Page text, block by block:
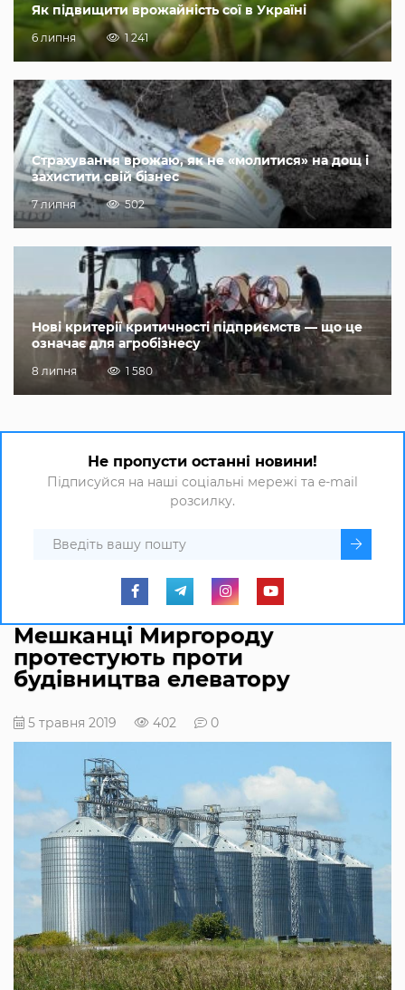
Як підвищити врожайність сої в Україні
6 липня 1 241
Страхування врожаю, як не «молитися» на дощ і
захистити свій бізнес
7 липня 502
Нові критерії критичності підприємств — що це
означає для агробізнесу
8 липня 1 580
Не пропусти останні новини!
Підписуйся на наші соціальні мережі та e-mail
розсилку.
Мешканці Миргороду
протестують проти
будівництва елеватору
5 травня 2019 402 0